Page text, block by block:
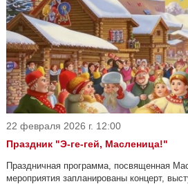
22 февраля 2026 г. 12:00
Праздник "Э-ге-гей, Масленица!"
Праздничная программа, посвященная
мероприятия запланированы концерт,